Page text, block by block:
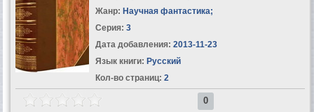
Жанр: Научная фантастика;
Серия: 3
Дата добавления: 2013-11-23
Язык книги: Русский
Кол-во страниц: 2
0